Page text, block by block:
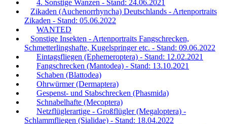
4. Sonstige Wanzen - Stand: 24.06.2021
Zikaden (Auchenorrhyncha) Deutschlands - Artenportraits
Zikaden - Stand: 05.06.2022
WANTED
Sonstige Insekten - Artenportraits Fangschrecken,
Schmetterlingshafte, Kugelspringer etc. - Stand: 09.06.2022
Eintagsfliegen (Ephemeroptera) - Stand: 12.02.2021
Fangschrecken (Mantodea) - Stand: 13.10.2021
Schaben (Blattodea)
Ohrwürmer (Dermaptera)
Gespenst- und Stabschrecken (Phasmida)
Schnabelhafte (Mecoptera)
Netzflüglerartige - Großflügler (Megaloptera) -
Schlammfliegen (Sialidae) - Stand: 18.04.2022